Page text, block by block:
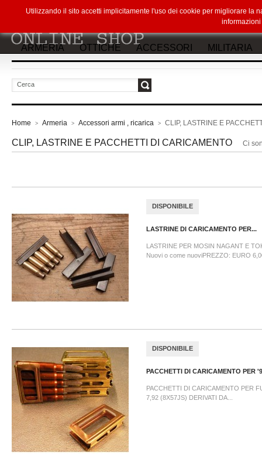
ARMERIA OTTICHE ACCESSORI MILITARIA
Home > Armeria > Accessori armi , ricarica > CLIP, LASTRINE E
CLIP, LASTRINE E PACCHETTI DI CARICAMENTO Ci
DISPONIBILE
LASTRINE DI CARICAMENTO PER...
LASTRINE PER MOSIN NAGANT E
Nuovi o come nuoviPREZZO: EURO
DISPONIBILE
PACCHETTI DI CARICAMENTO PER
PACCHETTI DI CARICAMENTO PER
7,92 (8X57JS) DERIVATI DA...
Utilizzando il sito accetti implicitamente l'uso dei cookie per migliorare la
informazioni